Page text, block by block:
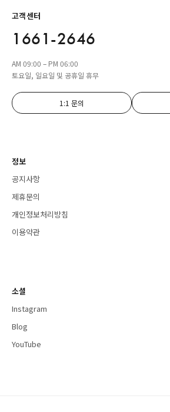
고객센터
1661-2646
AM 09:00 – PM 06:00
토요일, 일요일 및 공휴일 휴무
1:1 문의
정보
공지사항
제휴문의
개인정보처리방침
이용약관
소셜
Instagram
Blog
YouTube